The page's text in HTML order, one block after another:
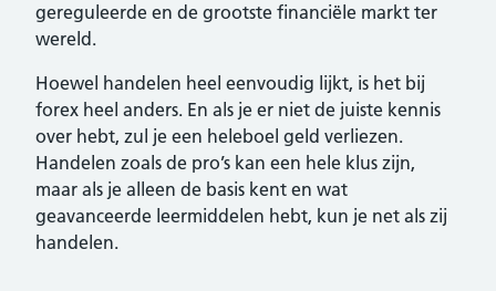
gereguleerde en de grootste financiële markt ter
wereld.
Hoewel handelen heel eenvoudig lijkt, is het bij
forex heel anders. En als je er niet de juiste kennis
over hebt, zul je een heleboel geld verliezen.
Handelen zoals de pro’s kan een hele klus zijn,
maar als je alleen de basis kent en wat
geavanceerde leermiddelen hebt, kun je net als zij
handelen.